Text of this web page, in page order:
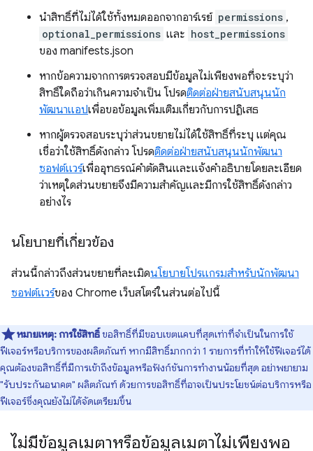
นำสิทธิ์ที่ไม่ได้ใช้ทั้งหมดออกจากอาร์เรย์ permissions ,
optional_permissions และ host_permissions
ของ manifests.json
หากข้อความจากการตรวจสอบมีข้อมูลไม่เพียงพอที่จะระบุว่า
สิทธิ์ใดถือว่าเกินความจำเป็น โปรดติดต่อฝ่ายสนับสนุนนัก
พัฒนาแอปเพื่อขอข้อมูลเพิ่มเติมเกี่ยวกับการปฏิเสธ
หากผู้ตรวจสอบระบุว่าส่วนขยายไม่ได้ใช้สิทธิ์ที่ระบุ แต่คุณ
เชื่อว่าใช้สิทธิ์ดังกล่าว โปรดติดต่อฝ่ายสนับสนุนนักพัฒนา
ซอฟต์แวร์เพื่ออุทธรณ์คำตัดสินและแจ้งคำอธิบายโดยละเอียด
ว่าเหตุใดส่วนขยายจึงมีความสำคัญและมีการใช้สิทธิ์ดังกล่าว
อย่างไร
นโยบายที่เกี่ยวข้อง
ส่วนนี้กล่าวถึงส่วนขยายที่ละเมิดนโยบายโปรแกรมสำหรับนักพัฒนา
ซอฟต์แวร์ของ Chrome เว็บสโตร์ในส่วนต่อไปนี้
หมายเหตุ:การใช้สิทธิ์ ขอสิทธิ์ที่มีขอบเขตแคบที่สุดเท่าที่จำเป็นในการใช้
ฟีเจอร์หรือบริการของผลิตภัณฑ์ หากมีสิทธิ์มากกว่า 1 รายการที่ทำให้ใช้ฟีเจอร์ได้
คุณต้องขอสิทธิ์ที่มีการเข้าถึงข้อมูลหรือฟังก์ชันการทำงานน้อยที่สุด อย่าพยายาม
"รับประกันอนาคต" ผลิตภัณฑ์ ด้วยการขอสิทธิ์ที่อาจเป็นประโยชน์ต่อบริการหรือ
ฟีเจอร์ซึ่งคุณยังไม่ได้จัดเตรียมขึ้น
ไม่มีข้อมูลเมตาหรือข้อมูลเมตาไม่เพียงพอ